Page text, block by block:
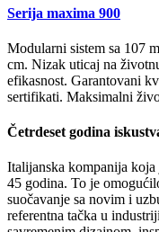
Serija maxima 900
Modularni sistem sa 107
cm. Nizak uticaj na
efikasnost. Garantovani
sertifikati. Maksimalni
Četrdeset godina
Italijanska kompanija koja
45 godina. To je
suočavanje sa novim i
referentna tačka u